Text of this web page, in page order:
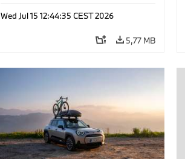
Wed Jul 15 12:44:35 CEST 2026
5,77 MB